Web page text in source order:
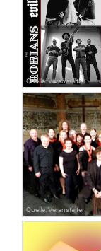
Quelle: Veranstalter
Quelle: Veranstalter